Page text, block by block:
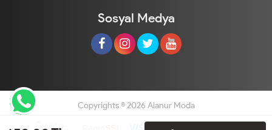
Sosyal Medya
Copyrights © 2026 Alanur Moda